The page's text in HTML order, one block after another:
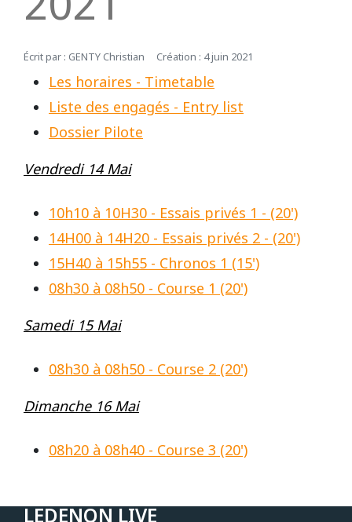
LEDENON LIVE
Écrit par : GENTY Christian Création : 4 juin 2021
Les horaires - Timetable
Liste des engagés - Entry list
Dossier Pilote
Vendredi 14 Mai
10h10 à 10H30 - Essais privés 1 - (20')
14H00 à 14H20 - Essais privés 2 - (20')
15H40 à 15h55 - Chronos 1 (15')
08h30 à 08h50 - Course 1 (20')
Samedi 15 Mai
08h30 à 08h50 - Course 2 (20')
Dimanche 16 Mai
08h20 à 08h40 - Course 3 (20')
2016
2015
2012
2011
2010
2009
2008
2007
2012
2011
2008
2007
2006
2005
2004
2013
2012
DIJON
HAUTE SAINTONGE
LE MANS
LEDENON
MAGNY-COURS
NOGARO
REPUBLIQUE TCHEQUE
SUEDE
Vidéos 2009
Vidéos 2008
Vidéos 2005
Vidéos 2003
Vidéos 2002
Vidéos/Youtube
Autres années